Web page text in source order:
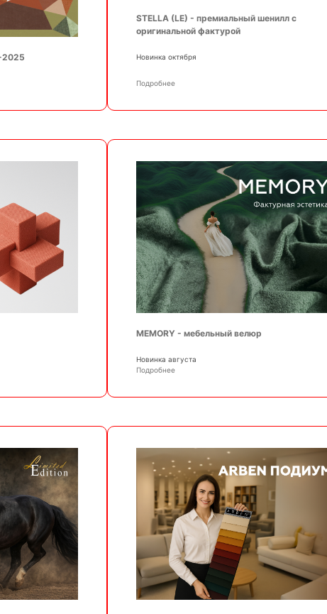
2025
STELLA (LE) - премиальный шенилл с
оригинальной фактурой
Новинка октября
Подробнее
MEMORY - мебельный велюр
Новинка августа
Подробнее